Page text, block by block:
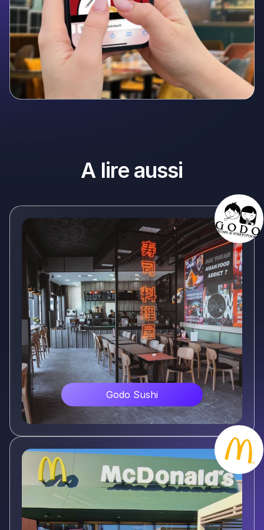
A lire aussi
Godo Sushi
Voir plus